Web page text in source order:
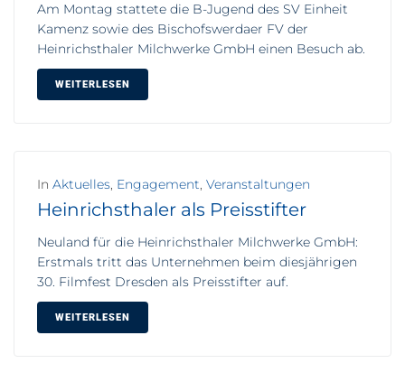
Am Montag stattete die B-Jugend des SV Einheit
Kamenz sowie des Bischofswerdaer FV der
Heinrichsthaler Milchwerke GmbH einen Besuch ab.
WEITERLESEN
In Aktuelles, Engagement, Veranstaltungen
Heinrichsthaler als Preisstifter
Neuland für die Heinrichsthaler Milchwerke GmbH:
Erstmals tritt das Unternehmen beim diesjährigen
30. Filmfest Dresden als Preisstifter auf.
WEITERLESEN